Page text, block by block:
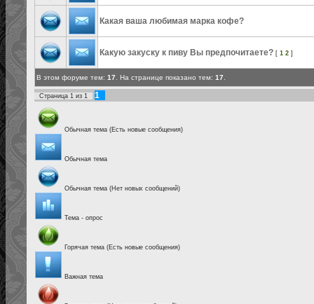
Какая ваша любимая марка кофе?
Какую закуску к пиву Вы предпочитаете? [ 1 2 ]
В этом форуме тем: 17 . На странице показано тем: 17
Страница 1 из 1 1
Обычная тема (Есть новые сообщения)
Обычная тема
Обычная тема (Нет новых сообщений)
Тема - опрос
Горячая тема (Есть новые сообщения)
Важная тема